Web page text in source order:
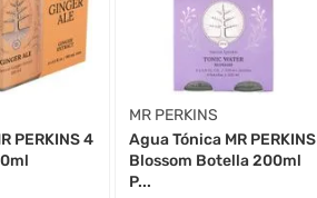
PERKINS 4
MR PERKINS
Agua Tónica MR PERKINS
Blossom Botella 200ml
P...